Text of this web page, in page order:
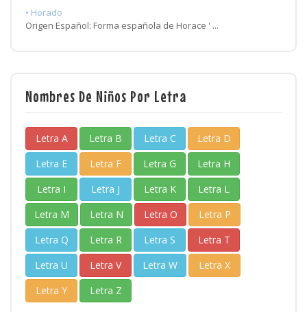
• Horado
Origen Español: Forma española de Horace ' ...
Nombres De Niños Por Letra
Letra A Letra B Letra C
Letra D
Letra E
Letra F Letra G
Letra H
Letra I
Letra J Letra K
Letra L
Letra M
Letra N Letra O
Letra P
Letra Q
Letra R Letra S
Letra T
Letra U
Letra V Letra W
Letra X
Letra Y
Letra Z